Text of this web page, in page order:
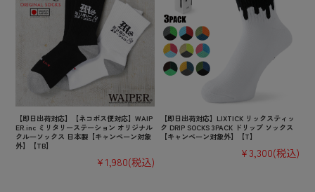
【即日出荷対応】【ネコポス便対応】WAIP
ER.inc ミリタリーステーション オリジナル
クルーソックス 日本製【キャンペーン対象
外】【TB】
¥1,980(税込)
【即日出荷対応】LIXTICK リックスティッ
ク DRIP SOCKS 3PACK ドリップ ソックス
【キャンペーン対象外】【T】
¥3,300(税込)